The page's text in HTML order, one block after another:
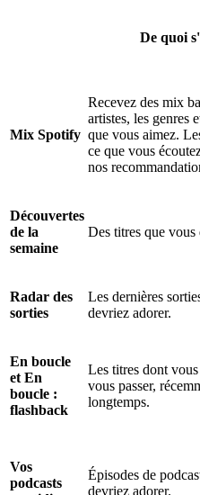
De quoi
Mix Spotify
Recevez des mix
artistes, les genres
que vous aimez.
ce que vous
nos
Découvertes
de la
semaine
Des titres que vous
Radar des
sorties
Les dernières
devriez adorer.
En boucle
et En
boucle :
flashback
Les titres dont
vous passer,
longtemps.
Vos
podcasts
Épisodes de
devriez adorer.